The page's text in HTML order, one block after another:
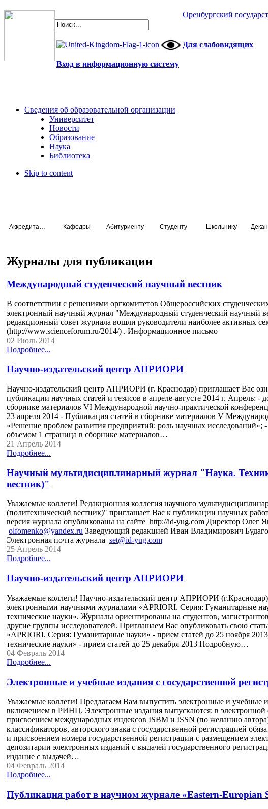
Оренбургский
Для слабовидящих
Вход в информационную систему
Сведения об образовательной организации
Университет
Новости
Образование
Наука
Библиотека
Skip to content
Кафедры Абитуриенту Студенту Школьнику
Журналы для публикации
Международный студенческий научный вестник
В соответствии с решениями оргкомитетов Общероссийских
электронный научный журнал "Международный студенческий научный
редакционный совет журнала вошли руководители наиболее активных
(http://www.scienceforum.ru/2014/) . Информационное письмо
02 Июль 2014
Подробнее...
Научно-издательский центр АПРИОРИ
Научно-издательский центр АПРИОРИ (г. Краснодар) приглашает Вас
публикации научных статей и тезисов в апреле-августе 2014 г. Апрель: -
сборнике материалов VI Международной научно-практической
23 апреля 2014 - Публикация статей в сборнике материалов V
«Решение проблем развития предприятий: роль научных исследований»;
объемом 1 страница в сборнике материалов…
21 Апрель 2014
Подробнее...
Научный мультидисциплинарный журнал "Наука.
вестник)"
Уважаемые коллеги! Редакционная коллегия научного
(политехнический вестник)" приглашает Вас к публикации научных
версия журнала опубликованы на сайте http://id-yug.com Директор Олег
olfomenko@yandex.ru Заведующий редакцией Иван Владимирович
Электронная почта журнала set@id-yug.com
25 Апрель 2014
Подробнее...
Научно-издательский центр АПРИОРИ
Уважаемые коллеги! Научно-издательский центр АПРИОРИ
электронными научными журналами «APRIORI. Серия: Гуманитарные
технические науки». Журналы ориентированы на студентов,
другие группы исследователей. Приглашаем Вас опубликовать свою
«APRIORI. Серия: Гуманитарные науки» - прием статей до 25 ноября
технические науки» - прием статей до 25 декабря 2013 Подробную…
04 Февраль 2014
Подробнее...
Электронные и учебные издания с государственной
Уважаемые коллеги! Предлагаем Вам выпустить электронные и учебные
включением в РИНЦ. Электронные издания выпускаются: в электронной
присвоением международных индексов ISBM и ISSN (по желанию
классификаторов, авторского знака с государственной регистрацией
и присвоением номера государственной регистрации с размещением
депозитарии электронных изданий с выдачей государственного
издание с выдачей…
04 Февраль 2014
Подробнее...
Публикация работ в научном журнале «Eastern-Europian